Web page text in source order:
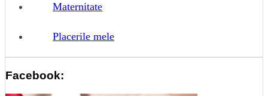
Maternitate
Placerile mele
Facebook: